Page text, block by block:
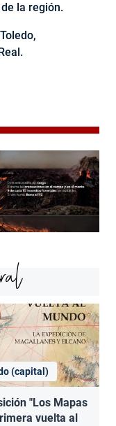
la región.
(capital)
"Los Mapas
vuelta al